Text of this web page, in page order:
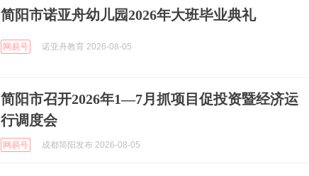
简阳市诺亚舟幼儿园2026年大班毕业典礼
网易号 诺亚舟教育 2026-08-05
简阳市召开2026年1—7月抓项目促投资暨经济运
行调度会
网易号 成都简阳发布 2026-08-05